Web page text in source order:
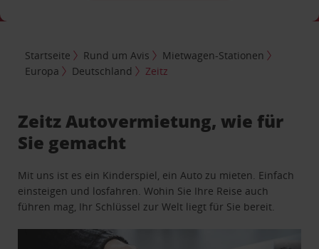
Startseite Rund um Avis
Mietwagen-Stationen
Europa
Deutschland Zeitz
Zeitz Autovermietung, wie für
Sie gemacht
Mit uns ist es ein Kinderspiel, ein Auto zu mieten. Einfach
einsteigen und losfahren. Wohin Sie Ihre Reise auch
führen mag, Ihr Schlüssel zur Welt liegt für Sie bereit.